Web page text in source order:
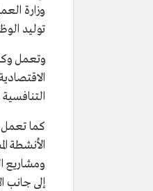
وزارة
توليد
وتعمل
كما تعمل
الأنشطة
ومشاريع
إلى جانب